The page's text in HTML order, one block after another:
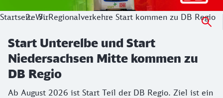
StartseiteWirRegionalverkehre Start kommen zu DB Regio
Start Unterelbe und Start
Niedersachsen Mitte kommen zu
DB Regio
Ab August 2026 ist Start Teil der DB Regio. Ziel ist ein